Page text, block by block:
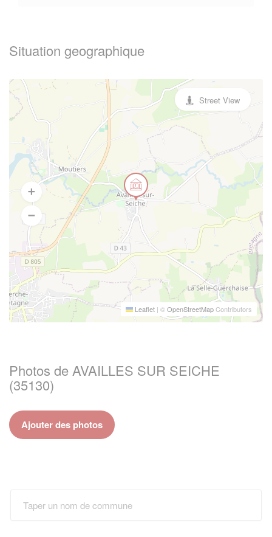
Situation geographique
Leaflet | ©OpenStreetMapContributors
Street View
Photos de AVAILLES SUR SEICHE
(35130)
Ajouter des photos